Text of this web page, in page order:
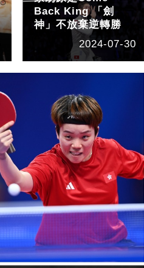
Back King 「劍
神」不放棄逆轉勝
2024-07-30